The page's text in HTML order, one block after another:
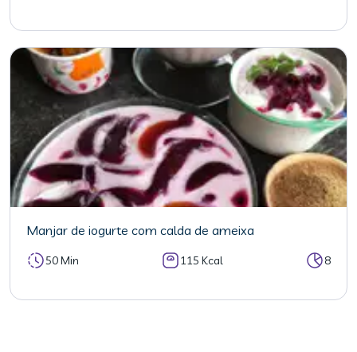
Manjar de iogurte com calda de ameixa
50 Min 115 Kcal 8